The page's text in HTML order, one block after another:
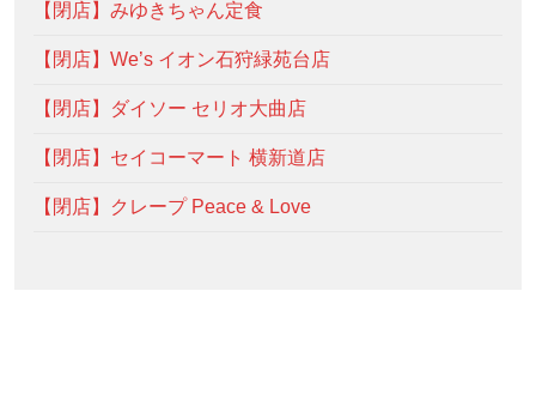
【閉店】みゆきちゃん定食
【閉店】We’s イオン石狩緑苑台店
【閉店】ダイソー セリオ大曲店
【閉店】セイコーマート 横新道店
【閉店】クレープ Peace & Love